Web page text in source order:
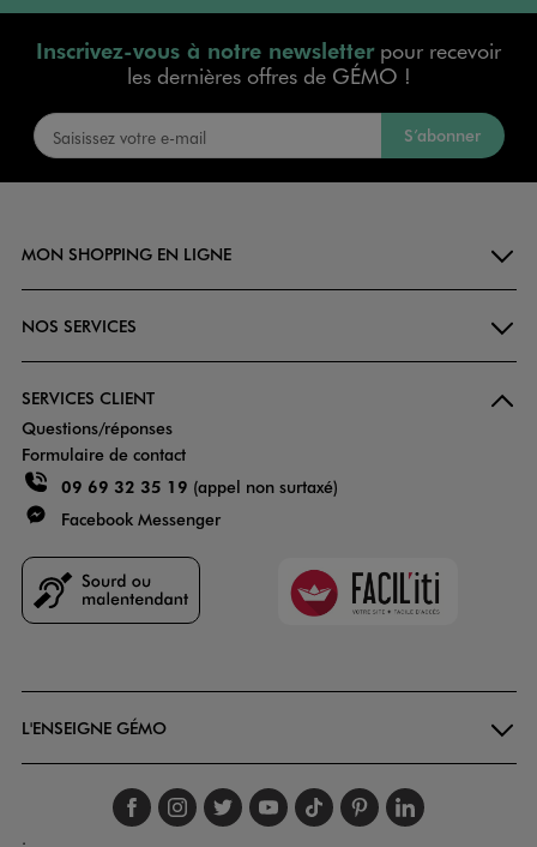
Inscrivez-vous à notre newsletterpour recevoir
les dernières offres de GÉMO !
S’abonner
MON SHOPPING EN LIGNE
NOS SERVICES
SERVICES CLIENT
Questions/réponses
Formulaire de contact
09 69 32 35 19 (appel non surtaxé)
Facebook Messenger
Faciliti
L'ENSEIGNE GÉMO
Suivez-nous sur
Suivez-nous sur
Suivez-nous sur
Suivez-nous
Suivez-nous
Suivez-
.